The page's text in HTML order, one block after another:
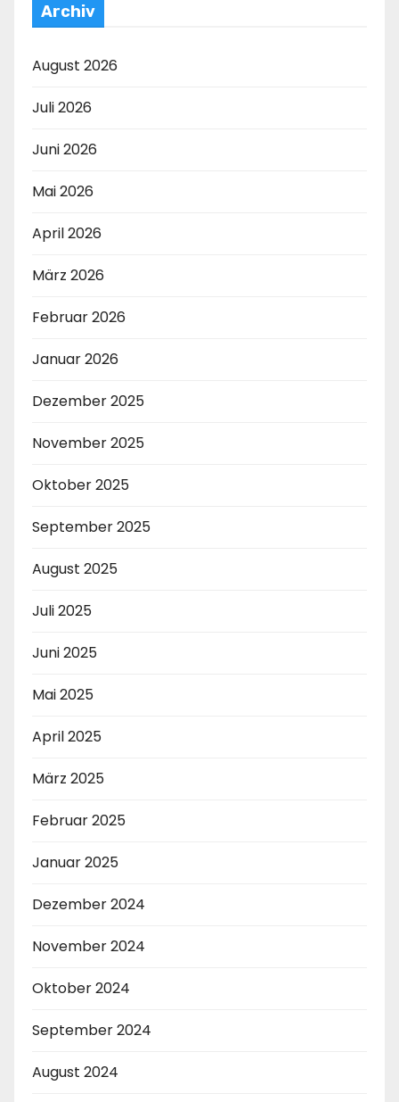
Archiv
August 2026
Juli 2026
Juni 2026
Mai 2026
April 2026
März 2026
Februar 2026
Januar 2026
Dezember 2025
November 2025
Oktober 2025
September 2025
August 2025
Juli 2025
Juni 2025
Mai 2025
April 2025
März 2025
Februar 2025
Januar 2025
Dezember 2024
November 2024
Oktober 2024
September 2024
August 2024